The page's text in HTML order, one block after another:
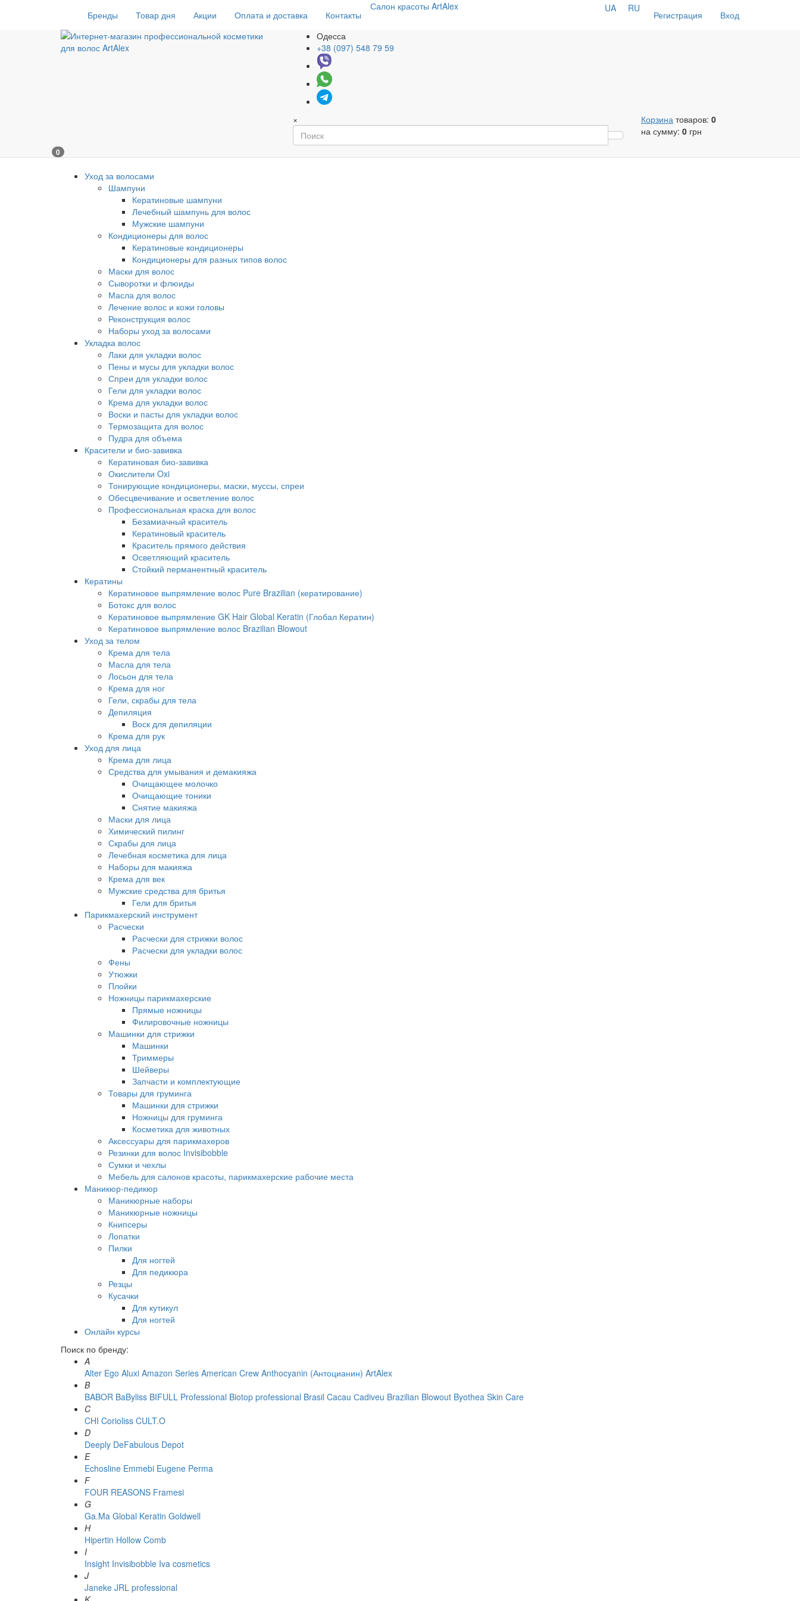
Бренды Товар дня Акции Оплата и доставка Контакты
Салон красоты ArtAlex
Регистрация Вход
UA RU
Одесса
+38 (097) 548 79 59
× Корзина товаров: 0
на сумму: 0 грн
0
Уход за волосами
Шампуни
Кератиновые шампуни
Лечебный шампунь для волос
Мужские шампуни
Кондиционеры для волос
Кератиновые кондиционеры
Кондиционеры для разных типов волос
Маски для волос
Сыворотки и флюиды
Масла для волос
Лечение волос и кожи головы
Реконструкция волос
Наборы уход за волосами
Укладка волос
Лаки для укладки волос
Пены и мусы для укладки волос
Спреи для укладки волос
Гели для укладки волос
Крема для укладки волос
Воски и пасты для укладки волос
Термозащита для волос
Пудра для объема
Красители и био-завивка
Кератиновая био-завивка
Окислители Oxi
Тонирующие кондиционеры, маски, муссы, спреи
Обесцвечивание и осветление волос
Профессиональная краска для волос
Безамиачный краситель
Кератиновый краситель
Краситель прямого действия
Осветляющий краситель
Стойкий перманентный краситель
Кератины
Кератиновое выпрямление волос Pure Brazilian (кератирование)
Ботокс для волос
Кератиновое выпрямление GK Hair Global Keratin (Глобал Кератин)
Кератиновое выпрямление волос Brazilian Blowout
Уход за телом
Крема для тела
Масла для тела
Лосьон для тела
Крема для ног
Гели, скрабы для тела
Депиляция
Воск для депиляции
Крема для рук
Уход для лица
Крема для лица
Средства для умывания и демакияжа
Очищающее молочко
Очищающие тоники
Снятие макияжа
Маски для лица
Химический пилинг
Скрабы для лица
Лечебная косметика для лица
Наборы для макияжа
Крема для век
Мужские средства для бритья
Гели для бритья
Парикмахерский инструмент
Расчески
Расчески для стрижки волос
Расчески для укладки волос
Фены
Утюжки
Плойки
Ножницы парикмахерские
Прямые ножницы
Филировочные ножницы
Машинки для стрижки
Машинки
Триммеры
Шейверы
Запчасти и комплектующие
Товары для груминга
Машинки для стрижки
Ножницы для груминга
Косметика для животных
Аксессуары для парикмахеров
Резинки для волос Invisibobble
Сумки и чехлы
Мебель для салонов красоты, парикмахерские рабочие места
Маникюр-педикюр
Маникюрные наборы
Маникюрные ножницы
Книпсеры
Лопатки
Пилки
Для ногтей
Для педикюра
Резцы
Кусачки
Для кутикул
Для ногтей
Онлайн курсы
Поиск по бренду:
A
Alter Ego Aluxi Amazon Series American Crew Anthocyanin (Антоцианин) ArtAlex
B
BABOR BaByliss BIFULL Professional Biotop professional Brasil Cacau Сadiveu Brazilian Blowout Byothea Skin Care
C
CHI Corioliss CULT.O
D
Deeply DeFabulous Depot
E
Echosline Emmebi Eugene Perma
F
FOUR REASONS Framesi
G
Ga.Ma Global Keratin Goldwell
H
Hipertin Hollow Comb
I
Insight Invisibobble Iva cosmetics
J
Janeke JRL professional